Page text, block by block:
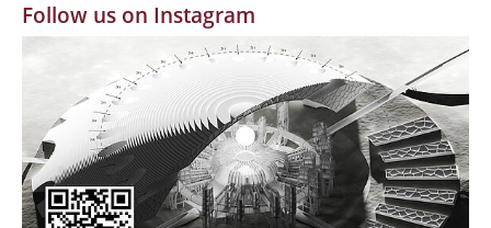
MBW | Modellbauwerkstatt
Alumni | cloud club
Dokumente und Downloads
Follow us on Instagram